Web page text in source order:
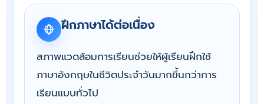
ฝึกภาษาได้ต่อเนื่อง
สภาพแวดล้อมการเรียนช่วยให้ผู้เรียนฝึกใช้
ภาษาอังกฤษในชีวิตประจำวันมากขึ้นกว่าการ
เรียนแบบทั่วไป